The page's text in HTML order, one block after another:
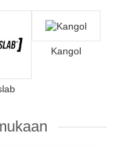
Kangol